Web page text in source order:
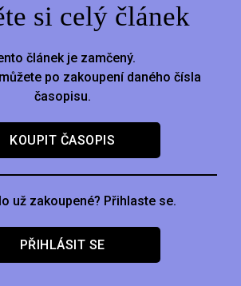
si celý článek
článek je zamčený.
po zakoupení daného čísla
časopisu.
KOUPIT ČASOPIS
už zakoupené? Přihlaste se.
PŘIHLÁSIT SE